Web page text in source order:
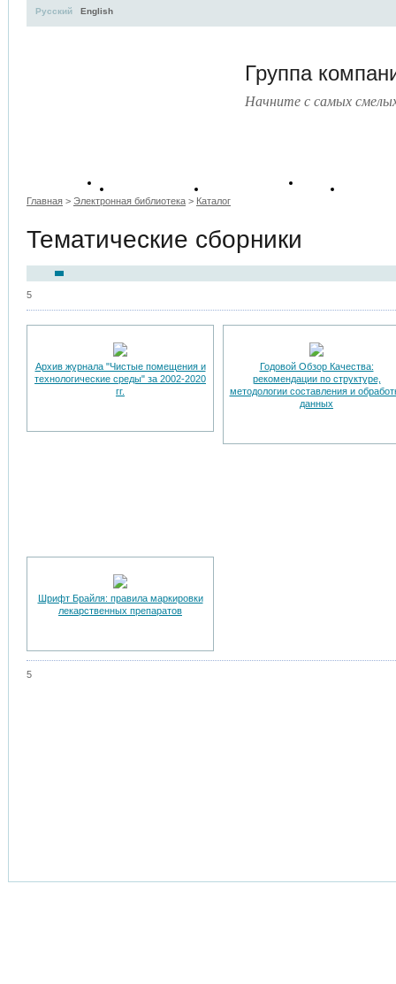
Группа
Начните с самых
Русский English
Главная > Электронная библиотека > Каталог
Тематические сборники
5
Архив журнала "Чистые помещения и
технологические среды" за 2002-2020
гг.
Годовой Обзор Качества:
рекомендации по структуре,
методологии составления и
данных
Шрифт Брайля: правила маркировки
лекарственных препаратов
5